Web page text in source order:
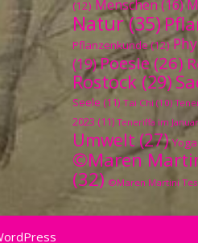
(12) Menschen (16)
Natur(35)
Pflanzenkunde(12)
(19)Poesie(26)
Rostock (29)
Seele (11) Tai Chi (10)
2023 (11) Teneriffa im Januar
Umwelt (27) Yoga
©Maren
(32) ©Maren Martini